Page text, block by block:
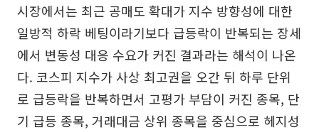
시장에서는 최근 공매도 확대가 지수 방향성에 대한
일방적 하락 베팅이라기보다 급등락이 반복되는 장세
에서 변동성 대응 수요가 커진 결과라는 해석이 나온
다. 코스피 지수가 사상 최고권을 오간 뒤 하루 단위
로 급등락을 반복하면서 고평가 부담이 커진 종목, 단
기 급등 종목, 거래대금 상위 종목을 중심으로 헤지성